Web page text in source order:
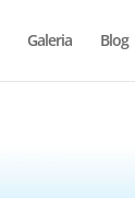
Galeria Blog